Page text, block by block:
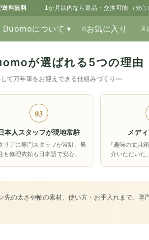
送料無料 1か月以内なら返品・交換可能 （安
Duomoについて ▾ お気に入り
が選ばれる5つの理由
て万年筆をお迎えできる仕組みづくり―
03
本人スタッフが現地常駐
リアに専門スタッフが常駐。発
も修理依頼も日本語で安心。
メデ
『趣味の文具
介いただいた
の太さや軸の素材、使い方・お手入れまで、専